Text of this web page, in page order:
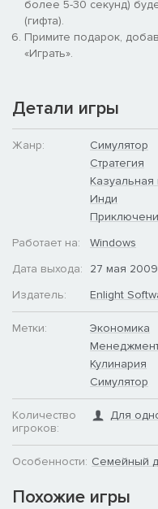
Благодаря новой
можете инвестировать
улучшения качества
бесценных знаний
более 5-30 секунд)
(гифта).
Примите подарок,
«Играть».
Детали игры
Жанр:
Симулятор
Стратегия
Казуальная
Инди
Работает на:
Windows
Дата выхода:
27 мая 2009
Издатель:
Enlight
Метки:
Экономика
Кулинария
Симулятор
Количество
игроков:
Для
Особенности: Семейный
Похожие игры